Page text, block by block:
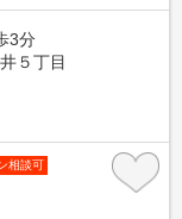
3分
５丁目
相談可